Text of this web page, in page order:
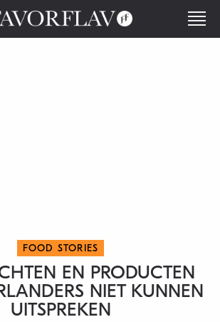
FOOD STORIES
EN PRODUCTEN
NIET KUNNEN
UITSPREKEN